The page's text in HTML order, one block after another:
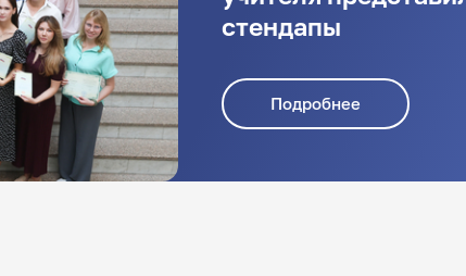
стендапы
Подробнее